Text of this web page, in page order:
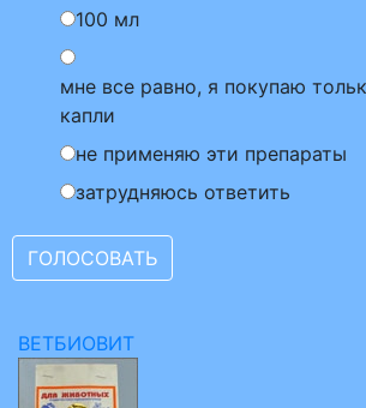
100 мл
мне все равно, я покупаю
капли
не применяю эти препараты
затрудняюсь ответить
ВЕТБИОВИТ